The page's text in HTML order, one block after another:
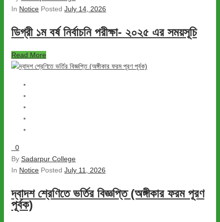
In Notice Posted July 14, 2026
ডিগ্রী ১ম বর্ষ নির্বাচনি পরীক্ষা- ২০২৫ এর সময়সূচি
Read More
0
By Sadarpur College
In Notice Posted July 11, 2026
দ্বাদশ শ্রেণিতে ভর্তির বিজ্ঞপ্তি (অঙ্গীকার ফরম পূরণ
পূর্বক)